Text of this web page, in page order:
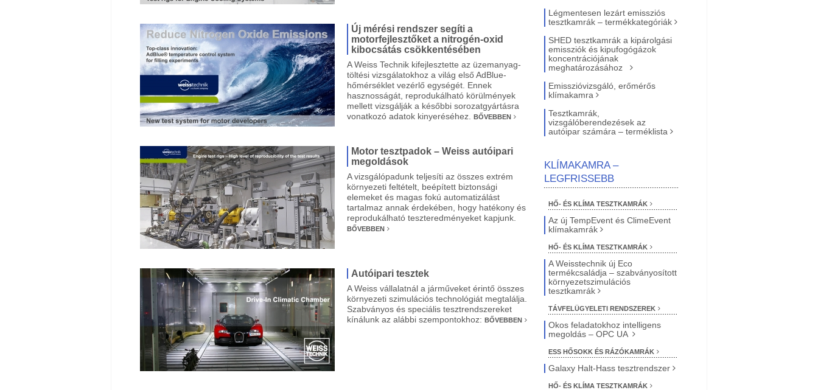
Új mérési rendszer segíti a
motorfejlesztőket a nitrogén-oxid
kibocsátás csökkentésében
A Weiss Technik kifejlesztette az üzemanyag-
töltési vizsgálatokhoz a világ első AdBlue-
hőmérséklet vezérlő egységét. Ennek
hasznosságát, reprodukálható körülmények
mellett vizsgálják a későbbi sorozatgyártásra
vonatkozó adatok kinyeréséhez.
BŐVEBBEN
Motor tesztpadok – Weiss autóipari
megoldások
A vizsgálópadunk teljesíti az összes extrém
környezeti feltételt, beépített biztonsági
elemeket és magas fokú automatizálást
tartalmaz annak érdekében, hogy hatékony és
reprodukálható teszteredményeket kapjunk.
BŐVEBBEN
Autóipari tesztek
A Weiss vállalatnál a járműveket érintő összes
környezeti szimulációs technológiát megtalálja.
Szabványos és speciális tesztrendszereket
kínálunk az alábbi szempontokhoz: BŐVEBBEN
Légmentesen lezárt emissziós
tesztkamrák – termékkategóriák
SHED tesztkamrák a kipárolgási
emissziók és kipufogógázok
koncentrációjának
meghatározásához
Emisszióvizsgáló, erőmérős
klímakamra
Tesztkamrák,
vizsgálóberendezések az
autóipar számára – terméklista
KLÍMAKAMRA –
LEGFRISSEBB
HŐ- ÉS KLÍMA TESZTKAMRÁK
Az új TempEvent és ClimeEvent
klímakamrák
HŐ- ÉS KLÍMA TESZTKAMRÁK
A Weisstechnik új Eco
termékcsaládja – szabványosított
környezetszimulációs
tesztkamrák
TÁVFELÜGYELETI RENDSZEREK
Okos feladatokhoz intelligens
megoldás – OPC UA
ESS HŐSOKK ÉS RÁZÓKAMRÁK
Galaxy Halt-Hass tesztrendszer
HŐ- ÉS KLÍMA TESZTKAMRÁK